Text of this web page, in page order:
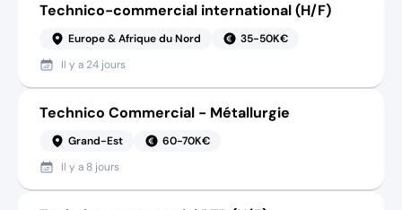
Technico-commercial international (H/F)
Europe & Afrique du Nord
35-50K€
Il y a 24 jours
Technico Commercial - Métallurgie
Grand-Est
60-70K€
Il y a 8 jours